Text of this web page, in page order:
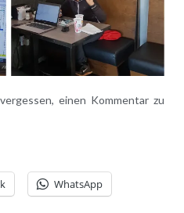
einen Kommentar zu
WhatsApp